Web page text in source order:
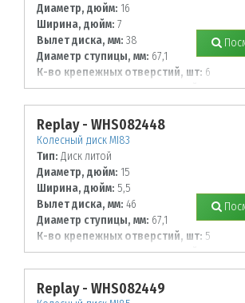
Диаметр, дюйм: 16
Ширина, дюйм: 7
Вылет диска, мм: 38
Диаметр ступицы, мм: 67,1
К-во крепежных отверстий, шт: 6
Диаметр располож. отверстий, мм:
139,7
Replay - WHS082448
Колесный диск MI83
Тип: Диск литой
Диаметр, дюйм: 15
Ширина, дюйм: 5,5
Вылет диска, мм: 46
Диаметр ступицы, мм: 67,1
К-во крепежных отверстий, шт: 5
Диаметр располож. отверстий, мм:
114,3
Replay - WHS082449